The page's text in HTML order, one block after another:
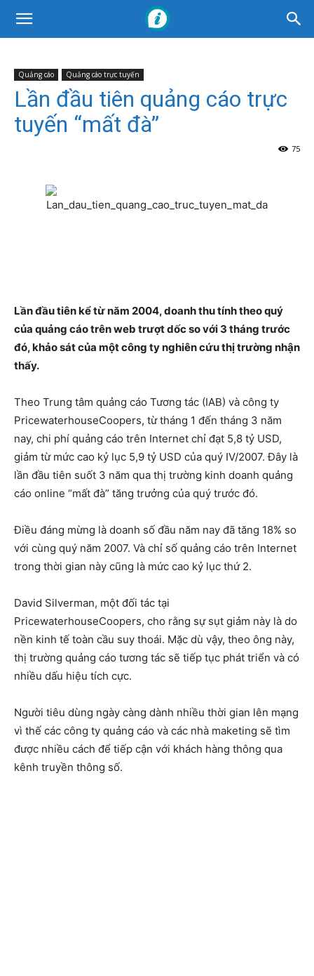
Quảng cáo Quảng cáo trực tuyến
Lần đầu tiên quảng cáo trực
tuyến “mất đà”
75
Lần đầu tiên kể từ năm 2004, doanh thu tính theo quý
của quảng cáo trên web trượt dốc so với 3 tháng trước
đó, khảo sát của một công ty nghiên cứu thị trường nhận
thấy.
Theo Trung tâm quảng cáo Tương tác (IAB) và công ty
PricewaterhouseCoopers, từ tháng 1 đến tháng 3 năm
nay, chi phí quảng cáo trên Internet chỉ đạt 5,8 tỷ USD,
giảm từ mức cao kỷ lục 5,9 tỷ USD của quý IV/2007. Đây là
lần đầu tiên suốt 3 năm qua thị trường kinh doanh quảng
cáo online “mất đà” tăng trưởng của quý trước đó.
Điều đáng mừng là doanh số đầu năm nay đã tăng 18% so
với cùng quý năm 2007. Và chỉ số quảng cáo trên Internet
trong thời gian này cũng là mức cao kỷ lục thứ 2.
David Silverman, một đối tác tại
PricewaterhouseCoopers, cho rằng sự sụt giảm này là do
nền kinh tế toàn cầu suy thoái. Mặc dù vậy, theo ông này,
thị trường quảng cáo tương tác sẽ tiếp tục phát triển và có
nhiều dấu hiệu tích cực.
Người tiêu dùng ngày càng dành nhiều thời gian lên mạng
vì thế các công ty quảng cáo và các nhà maketing sẽ tìm
được nhiều cách để tiếp cận với khách hàng thông qua
kênh truyền thông số.